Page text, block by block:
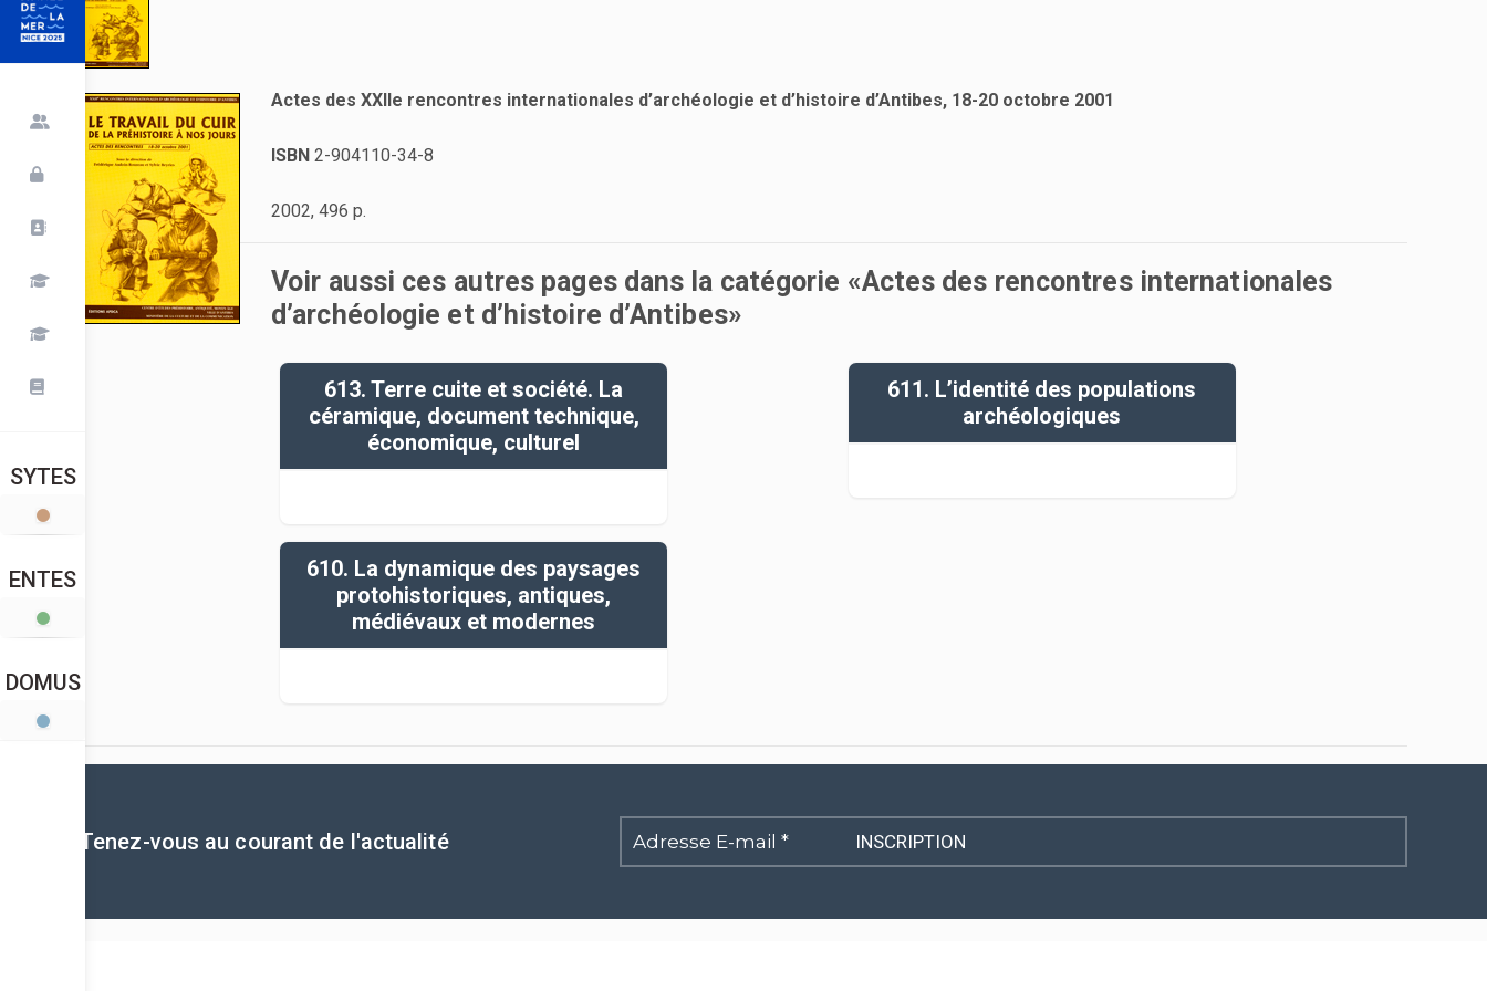
SYTES
ENTES
DOMUS
Actes des XXIIe rencontres internationales d’archéologie et d’histoire d’Antibes, 18-20 octobre 2001
ISBN 2-904110-34-8
2002, 496 p.
Voir aussi ces autres pages dans la catégorie «Actes des rencontres internationales
d’archéologie et d’histoire d’Antibes»
613. Terre cuite et société. La
céramique, document technique,
économique, culturel
611. L’identité des populations
archéologiques
610. La dynamique des paysages
protohistoriques, antiques,
médiévaux et modernes
Tenez-vous au courant de l'actualité
Adresse
E-